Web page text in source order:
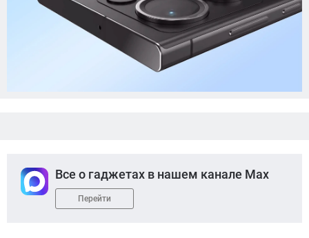
Все о гаджетах в нашем канале Max
Перейти